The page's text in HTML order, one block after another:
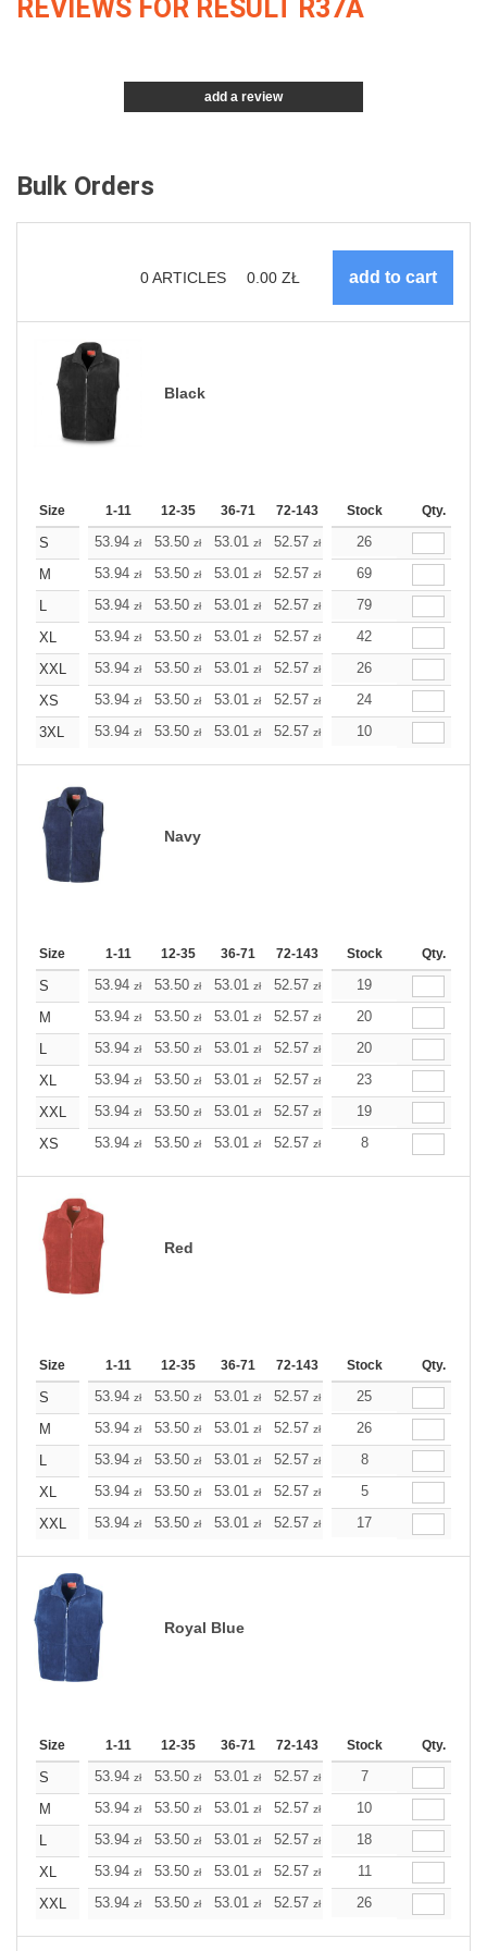
REVIEWS FOR RESULT R37A
add a review
Bulk Orders
0ARTICLES 0.00 ZŁ
Black
Size 1-11 12-35 36-71 72-143 144-287 288 +
Stock Qty.
S 53.94 zł 53.50 zł 53.01 zł 52.57 zł 52.08
26
M
53.94 zł 53.50 zł 53.01 zł 52.57 zł 52.08
69
L
53.94 zł 53.50 zł 53.01 zł 52.57 zł 52.08
79
XL
53.94 zł 53.50 zł 53.01 zł 52.57 zł 52.08
42
XXL
53.94 zł 53.50 zł 53.01 zł 52.57 zł 52.08
26
XS
53.94 zł 53.50 zł 53.01 zł 52.57 zł 52.08
24
3XL
53.94 zł 53.50 zł 53.01 zł 52.57 zł 52.08
10
Navy
Size 1-11 12-35 36-71 72-143 144-287 288 +
Stock Qty.
S 53.94 zł 53.50 zł 53.01 zł 52.57 zł 52.08
19
M
53.94 zł 53.50 zł 53.01 zł 52.57 zł 52.08
20
L
53.94 zł 53.50 zł 53.01 zł 52.57 zł 52.08
20
XL
53.94 zł 53.50 zł 53.01 zł 52.57 zł 52.08
23
XXL
53.94 zł 53.50 zł 53.01 zł 52.57 zł 52.08
19
XS
53.94 zł 53.50 zł 53.01 zł 52.57 zł 52.08
8
Red
Size 1-11 12-35 36-71 72-143 144-287 288 +
Stock Qty.
S 53.94 zł 53.50 zł 53.01 zł 52.57 zł 52.08
25
M
53.94 zł 53.50 zł 53.01 zł 52.57 zł 52.08
26
L
53.94 zł 53.50 zł 53.01 zł 52.57 zł 52.08
8
XL
53.94 zł 53.50 zł 53.01 zł 52.57 zł 52.08
5
XXL
53.94 zł 53.50 zł 53.01 zł 52.57 zł 52.08
17
Royal Blue
Size 1-11 12-35 36-71 72-143 144-287 288 +
Stock Qty.
S 53.94 zł 53.50 zł 53.01 zł 52.57 zł 52.08
7
M
53.94 zł 53.50 zł 53.01 zł 52.57 zł 52.08
10
L
53.94 zł 53.50 zł 53.01 zł 52.57 zł 52.08
18
XL
53.94 zł 53.50 zł 53.01 zł 52.57 zł 52.08
11
XXL
53.94 zł 53.50 zł 53.01 zł 52.57 zł 52.08
26